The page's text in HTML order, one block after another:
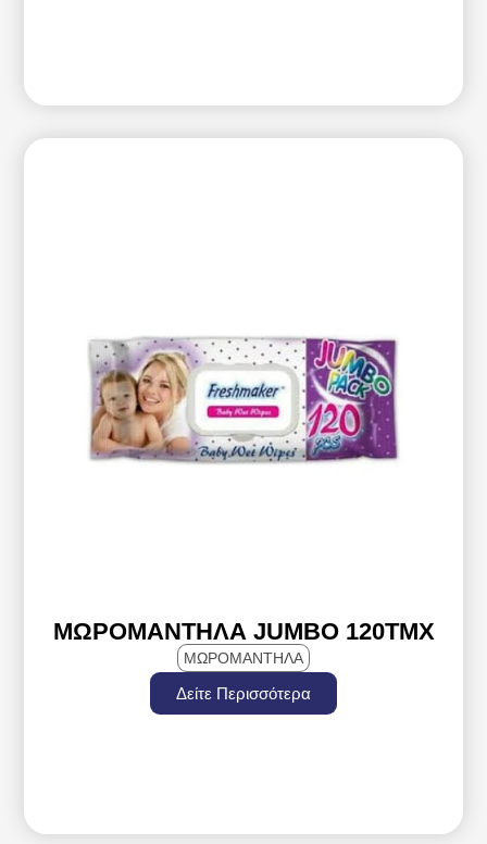
ΜΩΡΟΜΆΝΤΗΛΑ JUMBO 120TMX
ΜΩΡΟΜΑΝΤΗΛΑ
Δείτε Περισσότερα